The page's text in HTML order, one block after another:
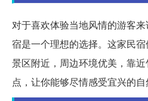
对于喜欢体验当地风情的游客
宿是一个理想的选择。这家民
景区附近，周边环境优美，靠
点，让你能够尽情感受宜兴的自